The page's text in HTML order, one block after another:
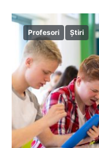
Profesori Știri